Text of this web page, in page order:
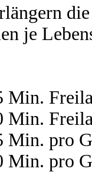
je
Min.
Min.
pro
Min.